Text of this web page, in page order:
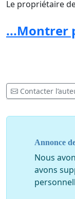
Le propriétaire
En 2018, 10
aussi
'affaire portée
aux autres
De saisir tout
...Montrer
Contacter
Annonce
Nous
avons